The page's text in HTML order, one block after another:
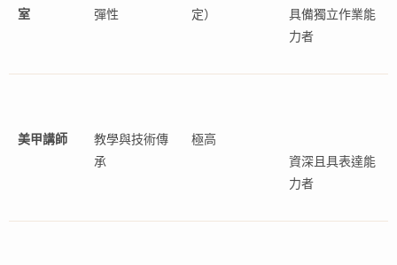
室
彈性
定）
具備獨立作業能
力者
美甲講師
教學與技術傳
承
極高
資深且具表達能
力者